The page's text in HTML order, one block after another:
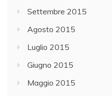
Settembre 2015
Agosto 2015
Luglio 2015
Giugno 2015
Maggio 2015